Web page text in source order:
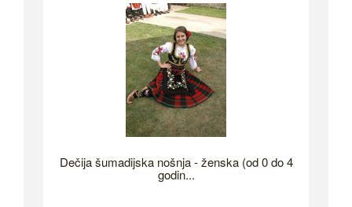
Dečija šumadijska nošnja - ženska (od 0 do 4
godin...